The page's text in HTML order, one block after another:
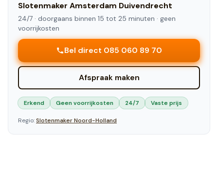
Slotenmaker Amsterdam Duivendrecht
24/7 · doorgaans binnen 15 tot 25 minuten · geen
voorrijkosten
Bel direct 085 060 89 70
Afspraak maken
Erkend Geen voorrijkosten 24/7 Vaste prijs
Regio:SlotenmakerNoord-Holland